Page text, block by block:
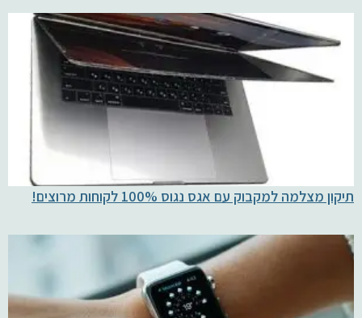
תיקון מצלמה למקבוק עם אגס נגוס 100% לקוחות מרוצים!